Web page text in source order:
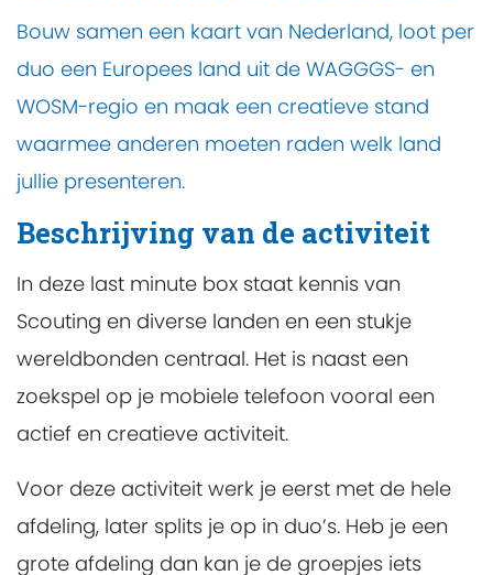
Bouw samen een kaart van Nederland, loot per
duo een Europees land uit de WAGGGS- en
WOSM-regio en maak een creatieve stand
waarmee anderen moeten raden welk land
jullie presenteren.
Beschrijving van de activiteit
In deze last minute box staat kennis van
Scouting en diverse landen en een stukje
wereldbonden centraal. Het is naast een
zoekspel op je mobiele telefoon vooral een
actief en creatieve activiteit.
Voor deze activiteit werk je eerst met de hele
afdeling, later splits je op in duo’s. Heb je een
grote afdeling dan kan je de groepjes iets